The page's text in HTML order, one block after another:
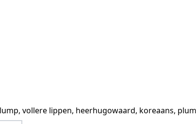
, vollere lippen, heerhugowaard, koreaans,